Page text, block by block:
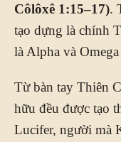
Côlôxê 1:15–17).
tạo dựng là chính
là Alpha và
Từ bàn tay Thiên
hữu đều được tạo
Lucifer, người mà